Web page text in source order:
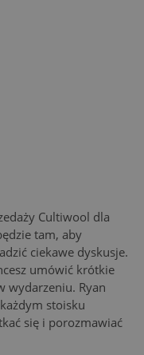
Cultiwool dla
tam, aby
ciekawe dyskusje.
umówić krótkie
wydarzeniu. Ryan
stoisku
się i porozmawiać